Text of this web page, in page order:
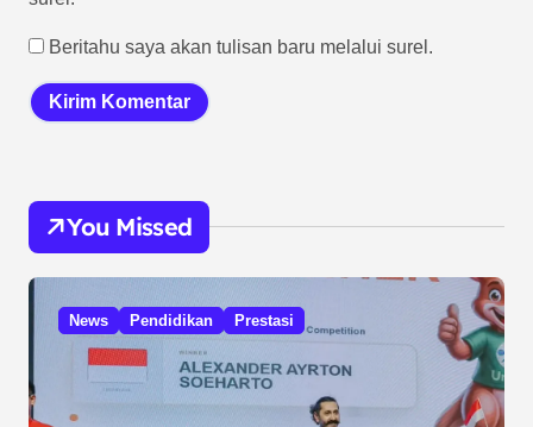
Beritahu saya akan tulisan baru melalui surel.
You Missed
News Pendidikan Prestasi